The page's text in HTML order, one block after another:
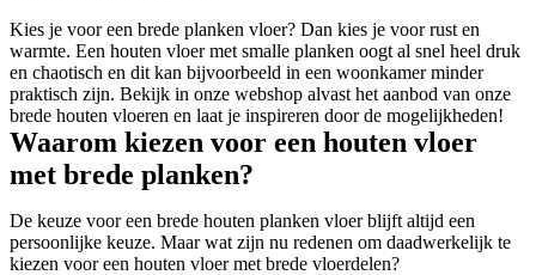
Kies je voor een brede planken vloer? Dan kies je voor rust en
warmte. Een houten vloer met smalle planken oogt al snel heel druk
en chaotisch en dit kan bijvoorbeeld in een woonkamer minder
praktisch zijn. Bekijk in onze webshop alvast het aanbod van onze
brede houten vloeren en laat je inspireren door de mogelijkheden!
Waarom kiezen voor een houten vloer
met brede planken?
De keuze voor een brede houten planken vloer blijft altijd een
persoonlijke keuze. Maar wat zijn nu redenen om daadwerkelijk te
kiezen voor een houten vloer met brede vloerdelen?